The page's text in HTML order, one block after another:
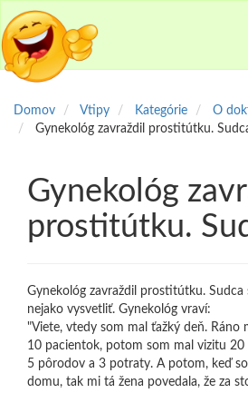
Domov Vtipy Kategórie
O
Gynekológ zavraždil prostitútku.
Gynekológ
prostitútku.
Gynekológ zavraždil prostitútku.
nejako vysvetliť. Gynekológ vraví:
"Viete, vtedy som mal ťažký deň. Ráno
10 pacientok, potom som mal vizitu 20
5 pôrodov a 3 potraty. A potom, keď
domu, tak mi tá žena povedala, že za